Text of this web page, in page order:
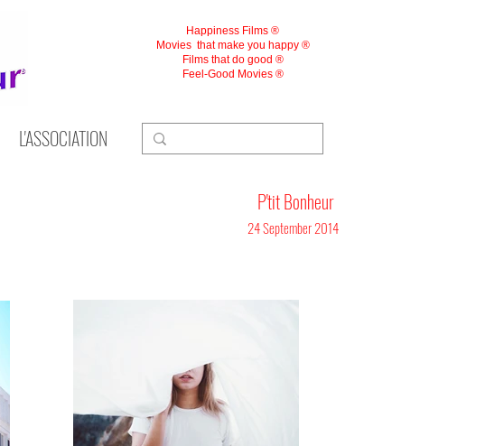
L'ASSOCIATION
Happiness Films ®
Movies that make you happy ®
Films that do good ®
Feel-Good Movies ®
P'tit Bonheur
24 September 2014